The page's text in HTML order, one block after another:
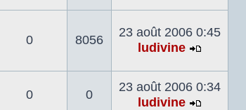
le
dernier
0 8056
23 août 2006 0:45
ludivine
le
dernier
0 0
23 août 2006 0:34
ludivine